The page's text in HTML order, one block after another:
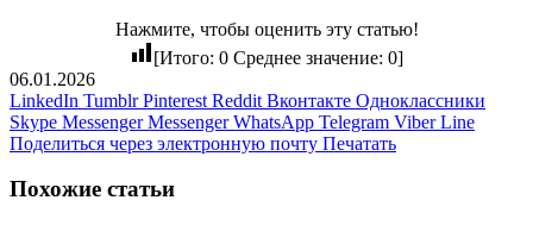
Нажмите, чтобы оценить эту статью!
[Итого: 0 Среднее значение: 0]
06.01.2026
LinkedIn Tumblr Pinterest Reddit Вконтакте Одноклассники
Skype Messenger Messenger WhatsApp Telegram Viber Line
Поделиться через электронную почту Печатать
Похожие статьи